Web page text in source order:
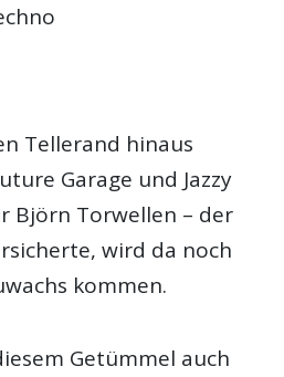
Tellerand hinaus
Garage und Jazzy
Björn Torwellen – der
wird da noch
kommen.
Getümmel auch